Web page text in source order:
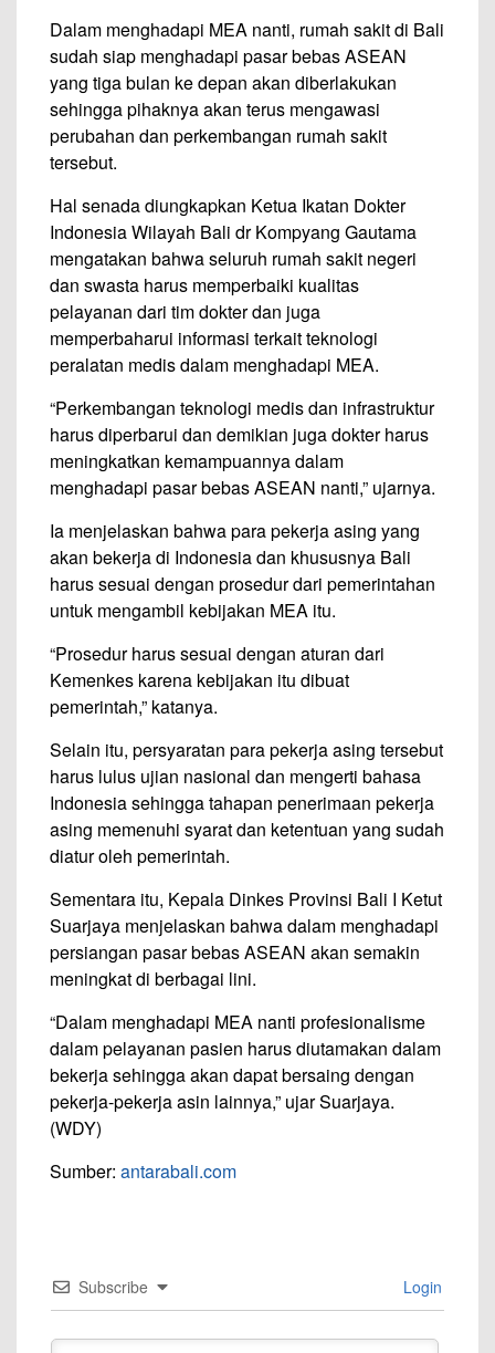
Dalam menghadapi MEA nanti, rumah sakit di Bali
sudah siap menghadapi pasar bebas ASEAN
yang tiga bulan ke depan akan diberlakukan
sehingga pihaknya akan terus mengawasi
perubahan dan perkembangan rumah sakit
tersebut.
Hal senada diungkapkan Ketua Ikatan Dokter
Indonesia Wilayah Bali dr Kompyang Gautama
mengatakan bahwa seluruh rumah sakit negeri
dan swasta harus memperbaiki kualitas
pelayanan dari tim dokter dan juga
memperbaharui informasi terkait teknologi
peralatan medis dalam menghadapi MEA.
“Perkembangan teknologi medis dan infrastruktur
harus diperbarui dan demikian juga dokter harus
meningkatkan kemampuannya dalam
menghadapi pasar bebas ASEAN nanti,” ujarnya.
Ia menjelaskan bahwa para pekerja asing yang
akan bekerja di Indonesia dan khususnya Bali
harus sesuai dengan prosedur dari pemerintahan
untuk mengambil kebijakan MEA itu.
“Prosedur harus sesuai dengan aturan dari
Kemenkes karena kebijakan itu dibuat
pemerintah,” katanya.
Selain itu, persyaratan para pekerja asing tersebut
harus lulus ujian nasional dan mengerti bahasa
Indonesia sehingga tahapan penerimaan pekerja
asing memenuhi syarat dan ketentuan yang sudah
diatur oleh pemerintah.
Sementara itu, Kepala Dinkes Provinsi Bali I Ketut
Suarjaya menjelaskan bahwa dalam menghadapi
persiangan pasar bebas ASEAN akan semakin
meningkat di berbagai lini.
“Dalam menghadapi MEA nanti profesionalisme
dalam pelayanan pasien harus diutamakan dalam
bekerja sehingga akan dapat bersaing dengan
pekerja-pekerja asin lainnya,” ujar Suarjaya.
(WDY)
Sumber: antarabali.com
Subscribe Login